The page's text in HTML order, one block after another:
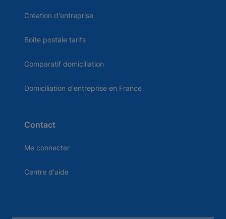
Création d'entreprise
Boite postale tarifs
Comparatif domiciliation
Domiciliation d'entreprise en France
Contact
Me connecter
Centre d'aide